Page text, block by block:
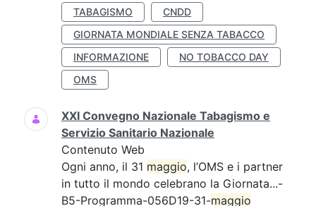
TABAGISMO
CNDD
GIORNATA MONDIALE SENZA TABACCO
INFORMAZIONE
NO TOBACCO DAY
OMS
XXI Convegno Nazionale Tabagismo e
Servizio Sanitario Nazionale
Contenuto Web
Ogni anno, il 31 maggio, l’OMS e i partner
in tutto il mondo celebrano la Giornata...-
B5-Programma-056D19-31-maggio